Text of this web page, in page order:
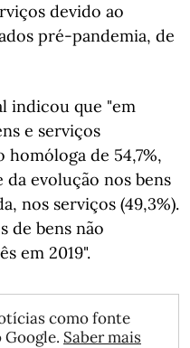
devido ao
pré-pandemia, de
indicou que "em
e serviços
homóloga de 54,7%,
evolução nos bens
nos serviços (49,3%).
de bens não
em 2019".
como fonte
Saber mais